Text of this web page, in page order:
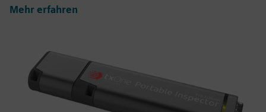
Mehr erfahren